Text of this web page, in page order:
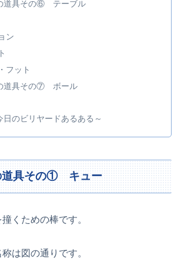
道具その⑥ テーブル
ン
フット
道具その⑦ ボール
のビリヤードあるある～
道具その① キュー
くための棒です。
は図の通りです。